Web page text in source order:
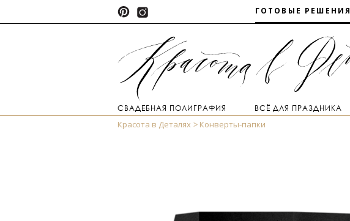
ГОТОВЫЕ РЕШЕНИЯ
СВАДЕБНАЯ ПОЛИГРАФИЯ ВСЁ ДЛЯ ПРАЗДНИКА
Красота в Деталях Конверты-папки